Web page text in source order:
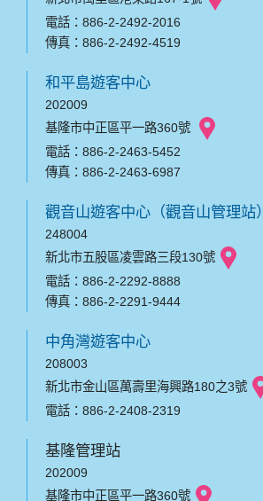
電話：886-2-2492-2016
傳真：886-2-2492-4519
和平島遊客中心
202009
基隆市中正區平一路360號
電話：886-2-2463-5452
傳真：886-2-2463-6987
觀音山遊客中心（觀音山管理站）
248004
新北市五股區凌雲路三段130號
電話：886-2-2292-8888
傳真：886-2-2291-9444
中角灣遊客中心
208003
新北市金山區萬壽里海興路180之3號
電話：886-2-2408-2319
基隆管理站
202009
基隆市中正區平一路360號